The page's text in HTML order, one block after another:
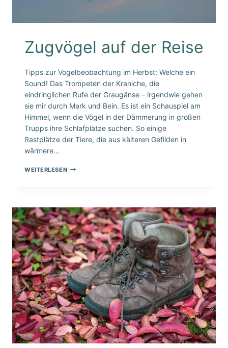
Zugvögel auf der Reise
Tipps zur Vogelbeobachtung im Herbst: Welche ein
Sound! Das Trompeten der Kraniche, die
eindringlichen Rufe der Graugänse – irgendwie gehen
sie mir durch Mark und Bein. Es ist ein Schauspiel am
Himmel, wenn die Vögel in der Dämmerung in großen
Trupps ihre Schlafplätze suchen. So einige
Rastplätze der Tiere, die aus kälteren Gefilden in
wärmere…
WEITERLESEN ZUGVÖGEL